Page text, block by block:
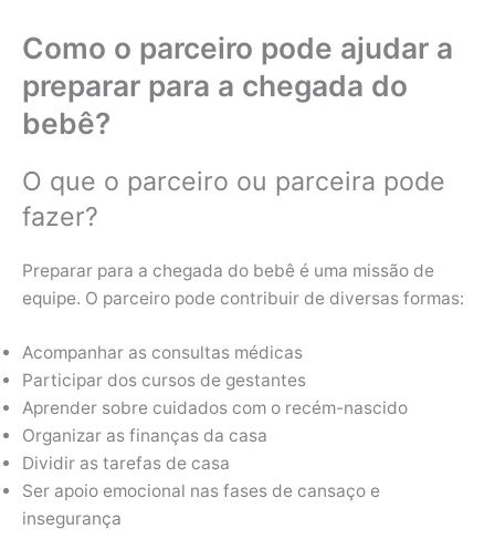
Como o parceiro pode ajudar a
preparar para a chegada do
bebê?
O que o parceiro ou parceira pode
fazer?
Preparar para a chegada do bebê é uma missão de
equipe. O parceiro pode contribuir de diversas formas:
Acompanhar as consultas médicas
Participar dos cursos de gestantes
Aprender sobre cuidados com o recém-nascido
Organizar as finanças da casa
Dividir as tarefas de casa
Ser apoio emocional nas fases de cansaço e
insegurança